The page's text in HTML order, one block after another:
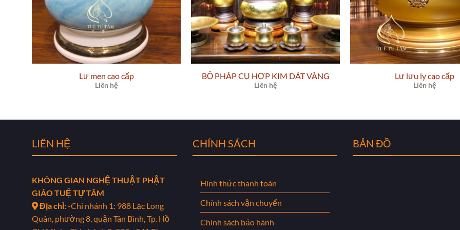
Lư men cao cấp
Liên hệ
BỘ PHÁP CỤ HỢP KIM DÁT VÀNG
Liên hệ
Lư lưu ly cao cấp
Liên hệ
LIÊN HỆ
KHÔNG GIAN NGHỆ THUẬT PHẬT
GIÁO TUỆ TỰ TÂM
Địa chỉ:-Chi nhánh 1: 988 Lạc Long
Quân, phường 8, quận Tân Bình, Tp. Hồ
CHÍNH SÁCH
Hình thức thanh toán
Chính sách vận chuyển
Chính sách bảo hành
BẢN ĐỒ